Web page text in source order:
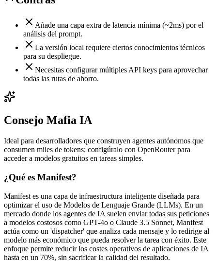
Añade una capa extra de latencia mínima (~2ms) por el
análisis del prompt.
La versión local requiere ciertos conocimientos técnicos
para su despliegue.
Necesitas configurar múltiples API keys para aprovechar
todas las rutas de ahorro.
Consejo Mafia IA
Ideal para desarrolladores que construyen agentes autónomos que
consumen miles de tokens; configúralo con OpenRouter para
acceder a modelos gratuitos en tareas simples.
¿Qué es Manifest?
Manifest es una capa de infraestructura inteligente diseñada para
optimizar el uso de Modelos de Lenguaje Grande (LLMs). En un
mercado donde los agentes de IA suelen enviar todas sus peticiones
a modelos costosos como GPT-4o o Claude 3.5 Sonnet, Manifest
actúa como un 'dispatcher' que analiza cada mensaje y lo redirige al
modelo más económico que pueda resolver la tarea con éxito. Este
enfoque permite reducir los costes operativos de aplicaciones de IA
hasta en un 70%, sin sacrificar la calidad del resultado.